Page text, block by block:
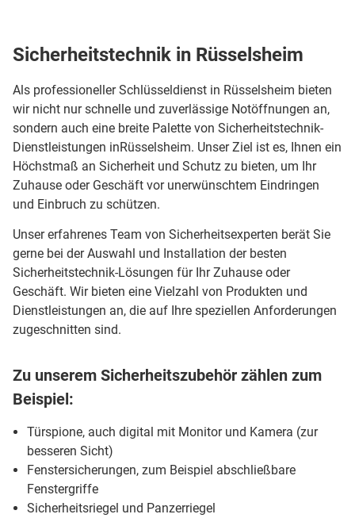
Sicherheitstechnik in Rüsselsheim
Als professioneller Schlüsseldienst in Rüsselsheim bieten
wir nicht nur schnelle und zuverlässige Notöffnungen an,
sondern auch eine breite Palette von Sicherheitstechnik-
Dienstleistungen inRüsselsheim. Unser Ziel ist es, Ihnen ein
Höchstmaß an Sicherheit und Schutz zu bieten, um Ihr
Zuhause oder Geschäft vor unerwünschtem Eindringen
und Einbruch zu schützen.
Unser erfahrenes Team von Sicherheitsexperten berät Sie
gerne bei der Auswahl und Installation der besten
Sicherheitstechnik-Lösungen für Ihr Zuhause oder
Geschäft. Wir bieten eine Vielzahl von Produkten und
Dienstleistungen an, die auf Ihre speziellen Anforderungen
zugeschnitten sind.
Zu unserem Sicherheitszubehör zählen zum
Beispiel:
Türspione, auch digital mit Monitor und Kamera (zur
besseren Sicht)
Fenstersicherungen, zum Beispiel abschließbare
Fenstergriffe
Sicherheitsriegel und Panzerriegel